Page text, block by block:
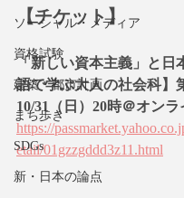
ソーシャル・メディア
資格試験
建築・都市計画
まち歩き
SDGs
新・日本の論点
【チケット】
「新しい資本主義」と日
語で学ぶ大人の社会科】
10/31（日）20時＠オンラ
https://
etail/01gzzgddd3z11.html